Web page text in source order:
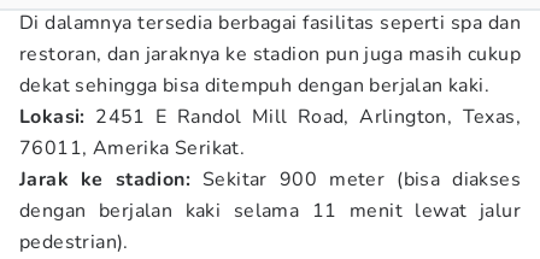
Di dalamnya tersedia berbagai fasilitas seperti spa dan
restoran, dan jaraknya ke stadion pun juga masih cukup
dekat sehingga bisa ditempuh dengan berjalan kaki.
Lokasi: 2451 E Randol Mill Road, Arlington, Texas,
76011, Amerika Serikat.
Jarak ke stadion: Sekitar 900 meter (bisa diakses
dengan berjalan kaki selama 11 menit lewat jalur
pedestrian).